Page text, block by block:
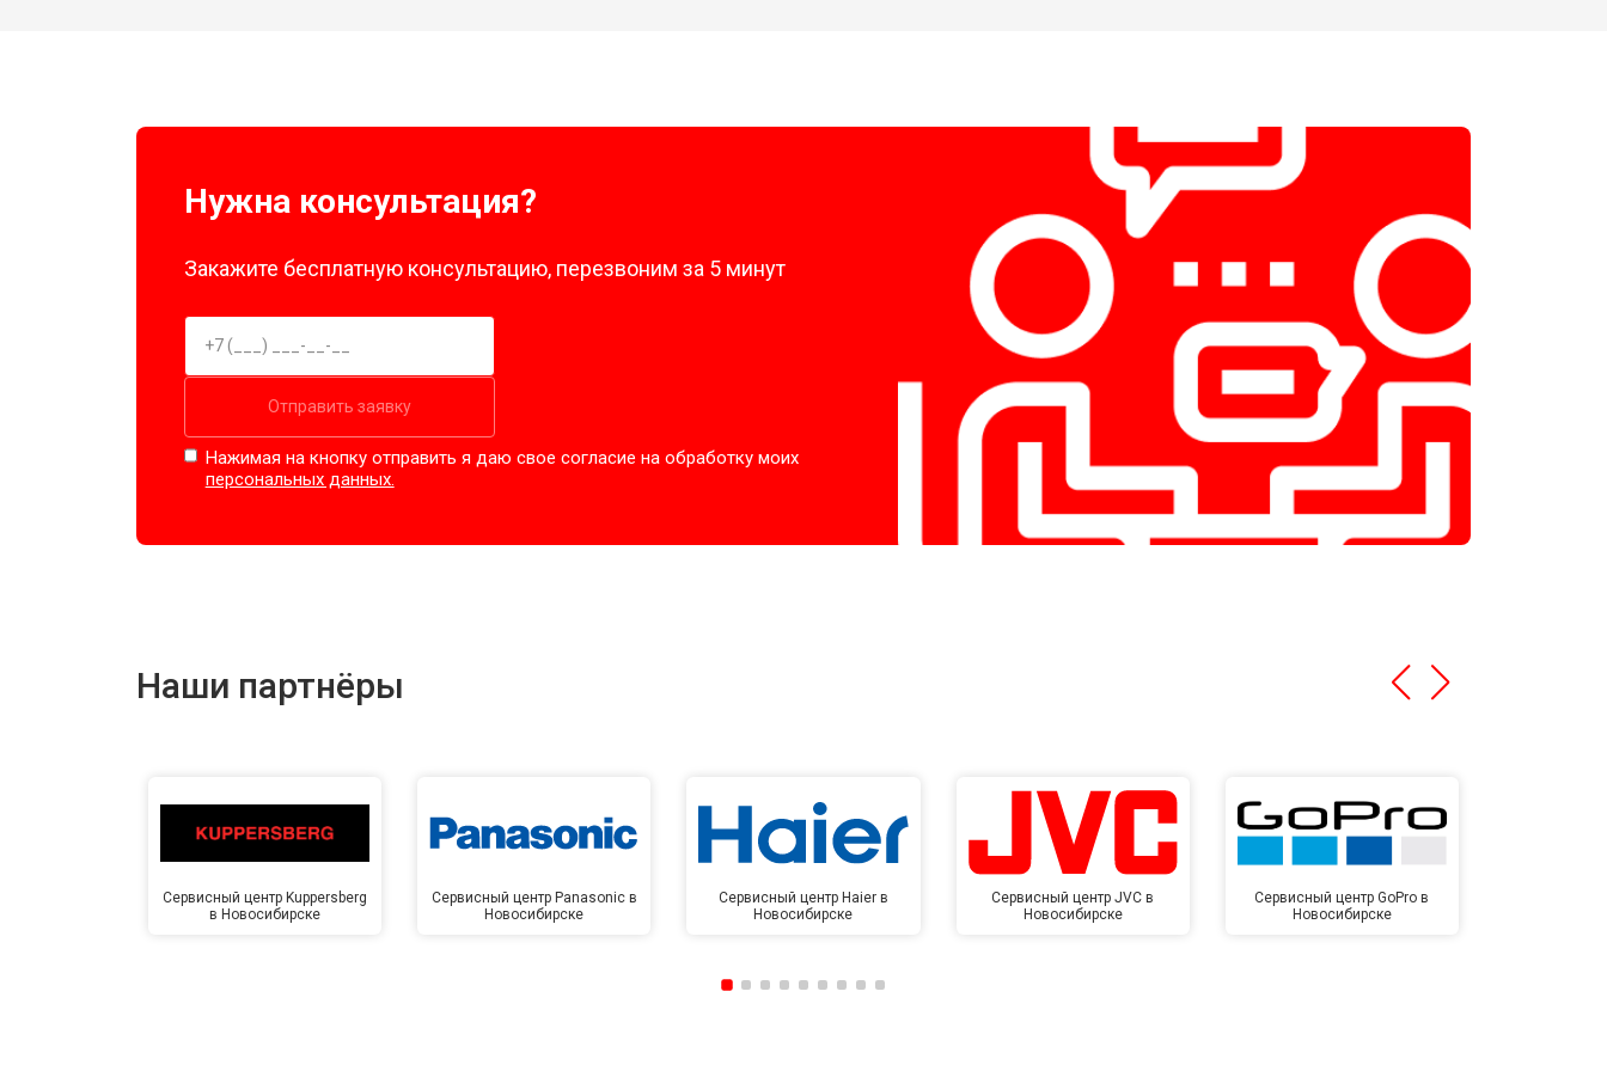
Нужна консультация?
Закажите бесплатную консультацию, перезвоним за 5 минут
Отправить заявку
Нажимая на кнопку отправить я даю свое согласие на обработку моих
персональных данных.
Наши партнёры
Сервисный центр Kuppersberg
в Новосибирске
Сервисный центр Panasonic в
Новосибирске
Сервисный центр Haier в
Новосибирске
Сервисный центр JVC в
Новосибирске
Сервисный центр GoPro в
Новосибирске